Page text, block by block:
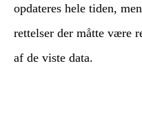
opdateres hele tiden,
rettelser der måtte være
af de viste data.